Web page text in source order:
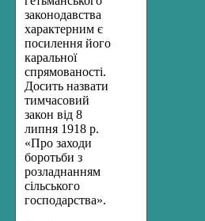
законодавства
характерним є
по­силення його
каральної
спрямованості.
Досить назвати
тимчасовий
закон від 8
липня 1918 р.
«Про заходи
боротьби з
розладнанням
сільського
господарства».